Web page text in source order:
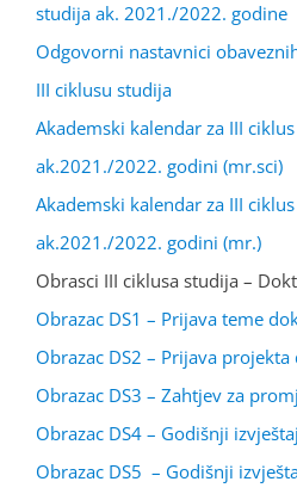
studija ak. 2021./2022. godine
Odgovorni nastavnici
III ciklusu studija
Akademski kalendar za III
ak.2021./2022. godini (mr.sci)
Akademski kalendar za III
ak.2021./2022. godini (mr.)
Obrasci III ciklusa studija –
Obrazac DS1 – Prijava teme
Obrazac DS2 – Prijava
Obrazac DS3 – Zahtjev za
Obrazac DS4 – Godišnji
Obrazac DS5 – Godišnji